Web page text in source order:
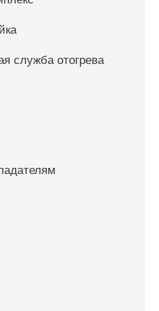
служба отогрева